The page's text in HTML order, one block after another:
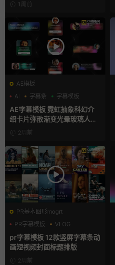
1周前
AE模板
AI
字幕条 字幕模板
AE字幕模板 霓虹抽象科幻介
绍卡片弥散渐变光晕玻璃人名
2周前
PR基本图形mogrt
PR字幕模板
VLOG
人物介绍
pr字幕模板 12款竖屏字幕条动
画短视频封面标题排版
2周前